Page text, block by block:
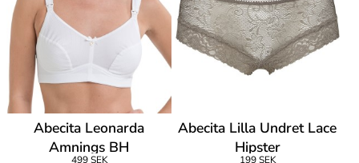
Abecita Leonarda
Amnings BH
499 SEK
Abecita Lilla Undret Lace
Hipster
199 SEK